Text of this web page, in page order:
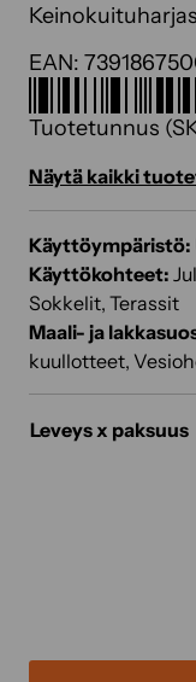
EAN:
Tuotetunnus
Näytä kaikki
Käyttöympäristö:
Käyttökohteet:
Sokkelit, Terassit
Maali- ja
kuullotteet,
Leveys x paksuus